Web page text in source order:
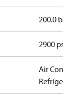
200.0
2900
Air